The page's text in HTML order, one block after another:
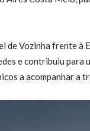
Vozinha frente à
e contribuiu para
a acompanhar a